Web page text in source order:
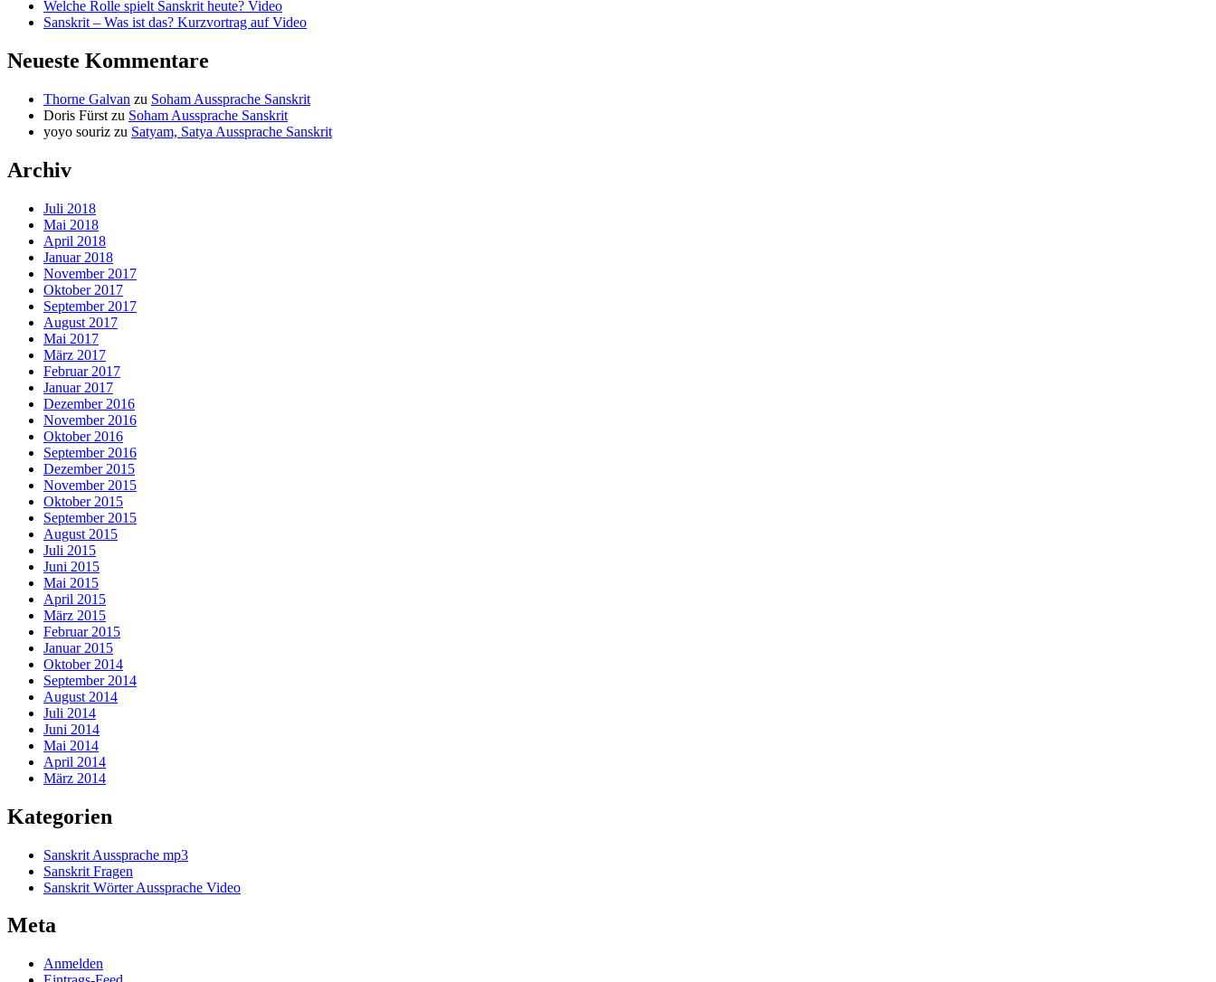
Welche Rolle spielt Sanskrit heute? Video
Sanskrit – Was ist das? Kurzvortrag auf Video
Neueste Kommentare
Thorne Galvan zu Soham Aussprache Sanskrit
Doris Fürst zu Soham Aussprache Sanskrit
yoyo souriz zu Satyam, Satya Aussprache Sanskrit
Archiv
Juli 2018
Mai 2018
April 2018
Januar 2018
November 2017
Oktober 2017
September 2017
August 2017
Mai 2017
März 2017
Februar 2017
Januar 2017
Dezember 2016
November 2016
Oktober 2016
September 2016
Dezember 2015
November 2015
Oktober 2015
September 2015
August 2015
Juli 2015
Juni 2015
Mai 2015
April 2015
März 2015
Februar 2015
Januar 2015
Oktober 2014
September 2014
August 2014
Juli 2014
Juni 2014
Mai 2014
April 2014
März 2014
Kategorien
Sanskrit Aussprache mp3
Sanskrit Fragen
Sanskrit Wörter Aussprache Video
Meta
Anmelden